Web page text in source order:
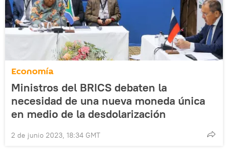
Economía
Ministros del BRICS debaten la
necesidad de una nueva moneda única
en medio de la desdolarización
2 de junio 2023, 18:34 GMT